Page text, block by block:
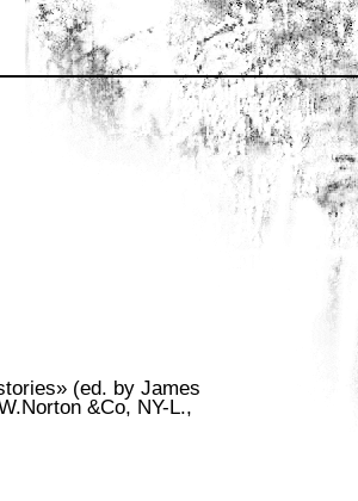
(ed. by James
&Co, NY-L.,